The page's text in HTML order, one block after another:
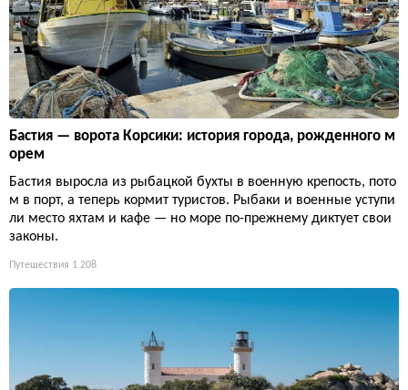
Бастия — ворота Корсики: история города, рожденного м
орем
Бастия выросла из рыбацкой бухты в военную крепость, пото
м в порт, а теперь кормит туристов. Рыбаки и военные уступи
ли место яхтам и кафе — но море по-прежнему диктует свои
законы.
Путешествия 1 208